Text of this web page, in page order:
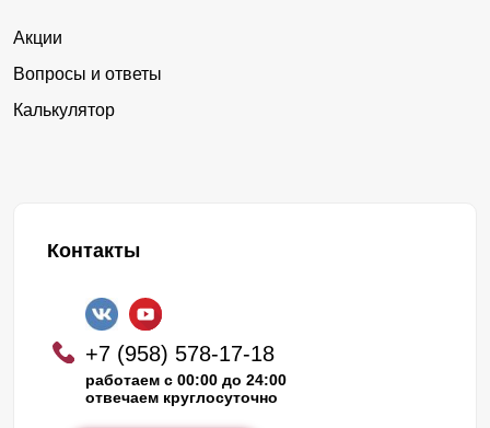
Акции
Вопросы и ответы
Калькулятор
Контакты
+7 (958) 578-17-18
работаем с 00:00 до 24:00
отвечаем круглосуточно